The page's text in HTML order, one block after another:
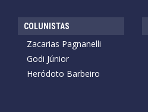
COLUNISTAS
Zacarias Pagnanelli
Godi Júnior
Heródoto Barbeiro